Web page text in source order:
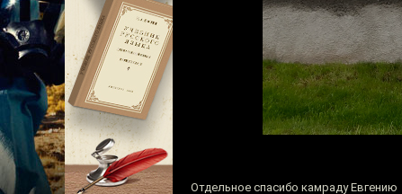
Отдельное спасибо камраду Евгению